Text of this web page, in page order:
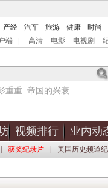
产经 汽车 旅游 健康 时尚
端 高清 电影 电视剧
重重 帝国的兴衰
视频排行 业内动
获奖纪录片 美国历史频道